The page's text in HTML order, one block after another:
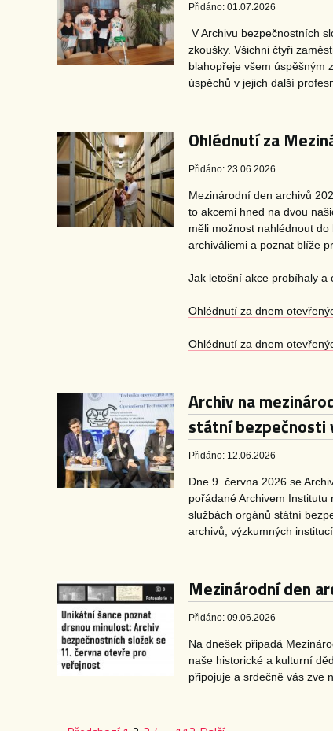
Přidáno: 01.07.2026
V Archivu bezpečnostních
zkoušky. Všichni čtyři
blahopřeje všem úspěšným
úspěchů v jejich další
Ohlédnutí za
Přidáno: 23.06.2026
Mezinárodní den archivů
to akcemi hned na dvou
měli možnost nahlédnout
archiváliemi a poznat blíže
Jak letošní akce probíhaly a
Ohlédnutí za dnem
Ohlédnutí za dnem
Archiv na
státní bezpečnosti
Přidáno: 12.06.2026
Dne 9. června 2026 se
pořádané Archivem Institutu
službách orgánů státní
archivů, výzkumných
Mezinárodní den
Přidáno: 09.06.2026
Na dnešek připadá
naše historické a kulturní
připojuje a srdečně vás zve